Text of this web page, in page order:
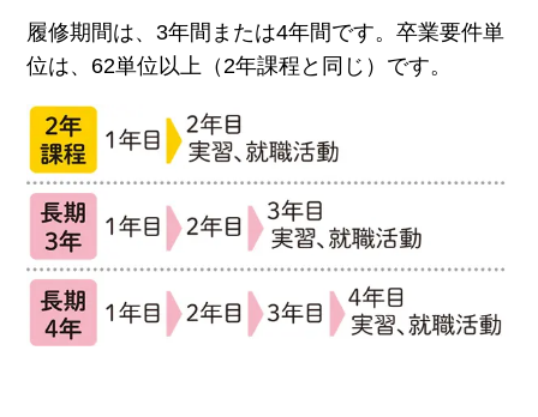
履修期間は、3年間または4年間です。卒業要件単
位は、62単位以上（2年課程と同じ）です。